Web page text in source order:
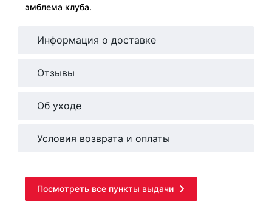
эмблема клуба.
Информация о доставке
Отзывы
Об уходе
Условия возврата и оплаты
Посмотреть все пункты выдачи